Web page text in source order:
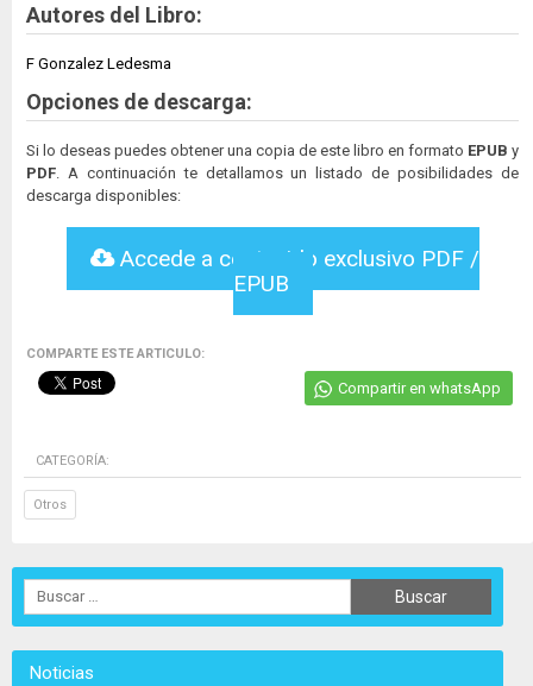
Autores del Libro:
F Gonzalez Ledesma
Opciones de descarga:
Si lo deseas puedes obtener una copia de este libro en formato EPUB y
PDF . A continuación te detallamos un listado de posibilidades de
descarga disponibles:
Accede a contenido exclusivo PDF /
EPUB
COMPARTE ESTE ARTICULO:
Compartir en whatsApp
CATEGORÍA:
Otros
Noticias